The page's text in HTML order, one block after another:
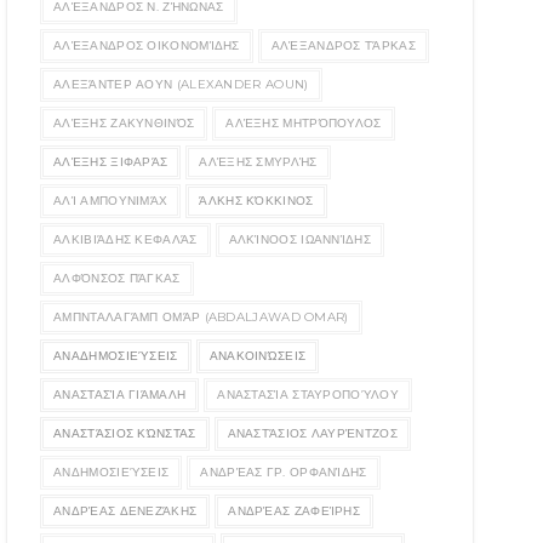
ΑΛΈΞΑΝΔΡΟΣ Ν. ΖΉΝΩΝΑΣ
ΑΛΈΞΑΝΔΡΟΣ ΟΙΚΟΝΟΜΊΔΗΣ ΑΛΈΞΑΝΔΡΟΣ ΤΆΡΚΑΣ
ΑΛΕΞΆΝΤΕΡ ΑΟΥΝ (ALEXANDER AOUN)
ΑΛΈΞΗΣ ΖΑΚΥΝΘΙΝΌΣ ΑΛΈΞΗΣ ΜΗΤΡΌΠΟΥΛΟΣ
ΑΛΈΞΗΣ ΞΙΦΑΡΆΣ ΑΛΈΞΗΣ ΣΜΥΡΛΉΣ
ΑΛΊ ΑΜΠΟΥΝΙΜΆΧ ΆΛΚΗΣ ΚΌΚΚΙΝΟΣ
ΑΛΚΙΒΙΆΔΗΣ ΚΕΦΑΛΆΣ ΑΛΚΊΝΟΟΣ ΙΩΑΝΝΊΔΗΣ
ΑΛΦΌΝΣΟΣ ΠΆΓΚΑΣ
ΑΜΠΝΤΑΛΑΓΆΜΠ ΟΜΆΡ (ABDALJAWAD OMAR)
ΑΝΑΔΗΜΟΣΙΕΎΣΕΙΣ ΑΝΑΚΟΙΝΏΣΕΙΣ
ΑΝΑΣΤΑΣΊΑ ΓΙΆΜΑΛΗ ΑΝΑΣΤΑΣΊΑ ΣΤΑΥΡΟΠΟΎΛΟΥ
ΑΝΑΣΤΆΣΙΟΣ ΚΏΝΣΤΑΣ ΑΝΑΣΤΆΣΙΟΣ ΛΑΥΡΈΝΤΖΟΣ
ΑΝΔΗΜΟΣΙΕΎΣΕΙΣ ΑΝΔΡΈΑΣ ΓΡ. ΟΡΦΑΝΊΔΗΣ
ΑΝΔΡΈΑΣ ΔΕΝΕΖΆΚΗΣ ΑΝΔΡΈΑΣ ΖΑΦΕΊΡΗΣ